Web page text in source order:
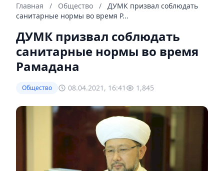
Главная / Общество /
ДУМК призвал соблюдать
санитарные нормы во время Р...
ДУМК призвал соблюдать
санитарные нормы во время
Рамадана
Общество 08.04.2021, 16:41 1,845